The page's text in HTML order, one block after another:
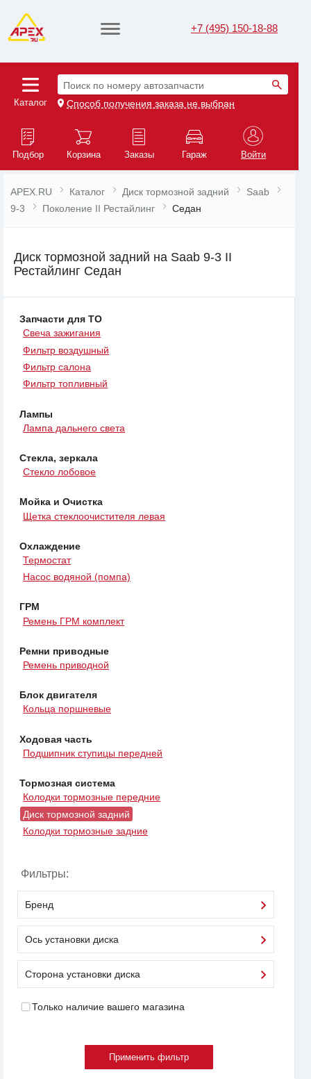
+7 (495) 150-18-88
Каталог
Поиск по номеру автозапчасти
Способ получения заказа не выбран
Подбор Корзина Заказы Гараж Войти
APEX.RU Каталог Диск тормозной задний
Saab
9-3
Поколение II Рестайлинг Седан
Диск тормозной задний на Saab 9-3 II
Рестайлинг Седан
Запчасти для ТО
Свеча зажигания
Фильтр воздушный
Фильтр салона
Фильтр топливный
Лампы
Лампа дальнего света
Стекла, зеркала
Стекло лобовое
Мойка и Очистка
Щетка стеклоочистителя левая
Охлаждение
Термостат
Насос водяной (помпа)
ГРМ
Ремень ГРМ комплект
Ремни приводные
Ремень приводной
Блок двигателя
Кольца поршневые
Ходовая часть
Подшипник ступицы передней
Тормозная система
Колодки тормозные передние
Диск тормозной задний
Колодки тормозные задние
Фильтры:
Бренд
Ось установки диска
Сторона установки диска
Только наличие вашего магазина